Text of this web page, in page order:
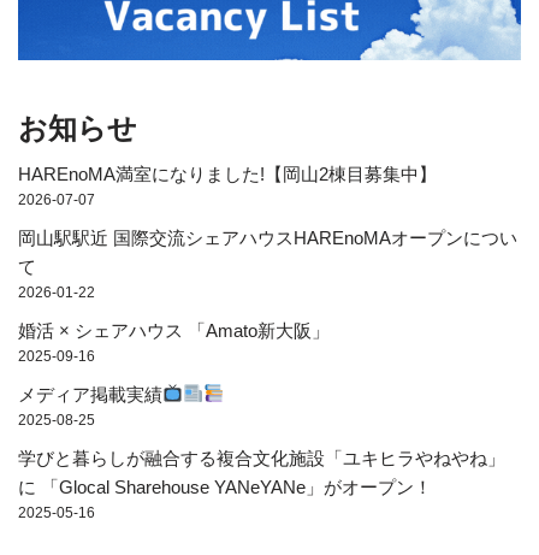
お知らせ
HAREnoMA満室になりました!【岡山2棟目募集中】
2026-07-07
岡山駅駅近 国際交流シェアハウスHAREnoMAオープンについ
て
2026-01-22
婚活 × シェアハウス 「Amato新大阪」
2025-09-16
メディア掲載実績
2025-08-25
学びと暮らしが融合する複合文化施設「ユキヒラやねやね」
に 「Glocal Sharehouse YANeYANe」がオープン！
2025-05-16